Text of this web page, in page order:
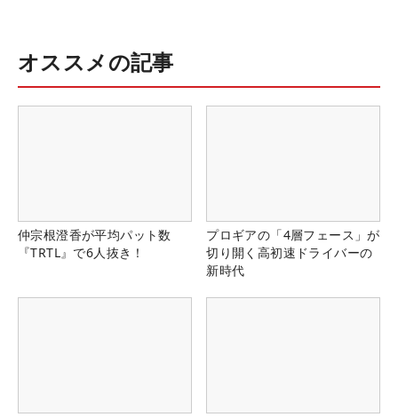
オススメの記事
仲宗根澄香が平均パット数
『TRTL』で6人抜き！
プロギアの「4層フェース」が
切り開く高初速ドライバーの
新時代